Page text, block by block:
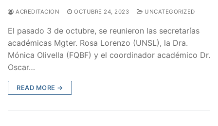
ACREDITACION OCTUBRE 24, 2023 UNCATEGORIZED
El pasado 3 de octubre, se reunieron las secretarías
académicas Mgter. Rosa Lorenzo (UNSL), la Dra.
Mónica Olivella (FQBF) y el coordinador académico Dr.
Oscar…
READ MORE →